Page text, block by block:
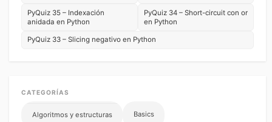
PyQuiz 35 – Indexación
anidada en Python
PyQuiz 34 – Short-circuit con or
en Python
PyQuiz 33 – Slicing negativo en Python
CATEGORÍAS
Algoritmos y estructuras Basics